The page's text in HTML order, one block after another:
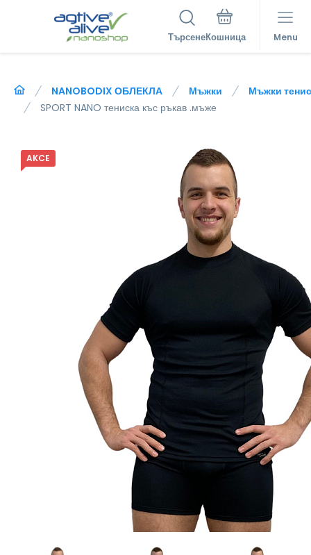
Търсене Menu
NANOBODIX ОБЛЕКЛА Мъжки
Мъжки
SPORT NANO тениска къс ръкав .мъже
AKCE